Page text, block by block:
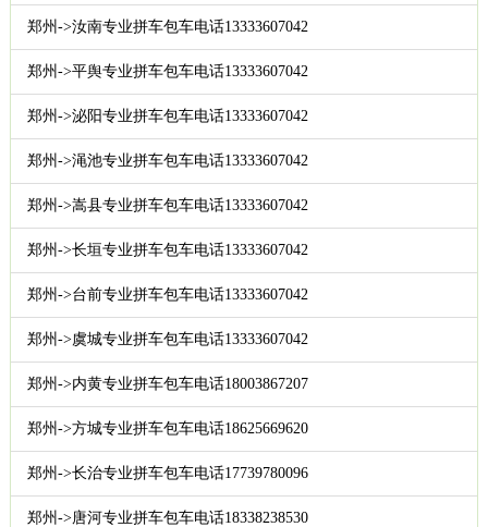
郑州->汝南专业拼车包车电话13333607042
郑州->平舆专业拼车包车电话13333607042
郑州->泌阳专业拼车包车电话13333607042
郑州->渑池专业拼车包车电话13333607042
郑州->嵩县专业拼车包车电话13333607042
郑州->长垣专业拼车包车电话13333607042
郑州->台前专业拼车包车电话13333607042
郑州->虞城专业拼车包车电话13333607042
郑州->内黄专业拼车包车电话18003867207
郑州->方城专业拼车包车电话18625669620
郑州->长治专业拼车包车电话17739780096
郑州->唐河专业拼车包车电话18338238530